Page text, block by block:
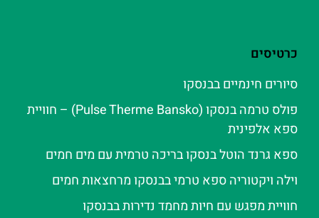
כרטיסים
סיורים חינמיים בבנסקו
פולס טרמה בנסקו (Pulse Therme Bansko) – חוויית
ספא אלפינית
ספא גרנד הוטל בנסקו בריכה טרמית עם מים חמים
וילה ויקטוריה ספא טרמי בבנסקו מרחצאות חמים
חוויית מפגש עם חיות מחמד נדירות בבנסקו